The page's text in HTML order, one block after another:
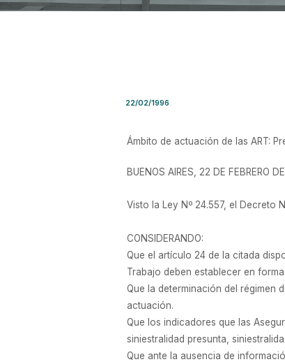
22/02/1996
Ámbito de actuación de las ART:
BUENOS AIRES, 22 DE FEBRERO
Visto la Ley Nº 24.557, el Decreto
CONSIDERANDO:
Que el artículo 24 de la citada
Trabajo deben establecer en
Que la determinación del régimen
actuación.
Que los indicadores que las
siniestralidad presunta,
Que ante la ausencia de